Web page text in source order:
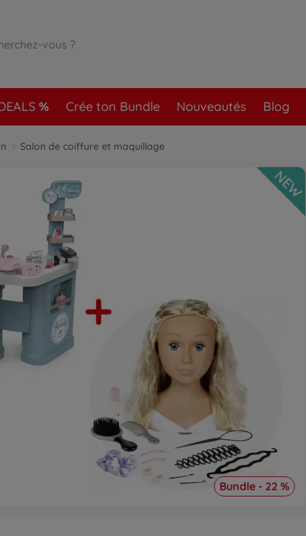
Crée ton Bundle Nouveautés Blog
Salon de coiffure et maquillage
NEW
Bundle - 22 %